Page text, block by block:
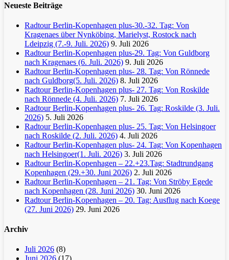
Neueste Beiträge
Radtour Berlin-Kopenhagen plus-30.-32. Tag: Von
Kragenaes über Nynköbing, Marielyst, Rostock nach
Ldeipzig (7.-9. Juli. 2026) 9. Juli 2026
Radtour Berlin-Kopenhagen plus-29. Tag: Von Guldborg
nach Kragenaes (6. Juli. 2026) 9. Juli 2026
Radtour Berlin-Kopenhagen plus- 28. Tag: Von Rönnede
nach Guldborg(5. Juli. 2026) 8. Juli 2026
Radtour Berlin-Kopenhagen plus- 27. Tag: Von Roskilde
nach Rönnede (4. Juli. 2026) 7. Juli 2026
Radtour Berlin-Kopenhagen plus- 26. Tag: Roskilde (3. Juli.
2026) 5. Juli 2026
Radtour Berlin-Kopenhagen plus- 25. Tag: Von Helsingoer
nach Roskilde (2. Juli. 2026) 4. Juli 2026
Radtour Berlin-Kopenhagen plus- 24. Tag: Von Kopenhagen
nach Helsingoer(1. Juli. 2026) 3. Juli 2026
Radtour Berlin-Kopenhagen – 22.+23.Tag: Stadtrundgang
Kopenhagen (29.+30. Juni 2026) 2. Juli 2026
Radtour Berlin-Kopenhagen – 21. Tag: Von Ströby Egede
nach Kopenhagen (28. Juni 2026) 30. Juni 2026
Radtour Berlin-Kopenhagen – 20. Tag: Ausflug nach Koege
(27. Juni 2026) 29. Juni 2026
Archiv
Juli 2026 (8)